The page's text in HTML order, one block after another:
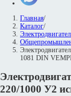
Главная/
Каталог/
1081 DIN
220/1000 У2